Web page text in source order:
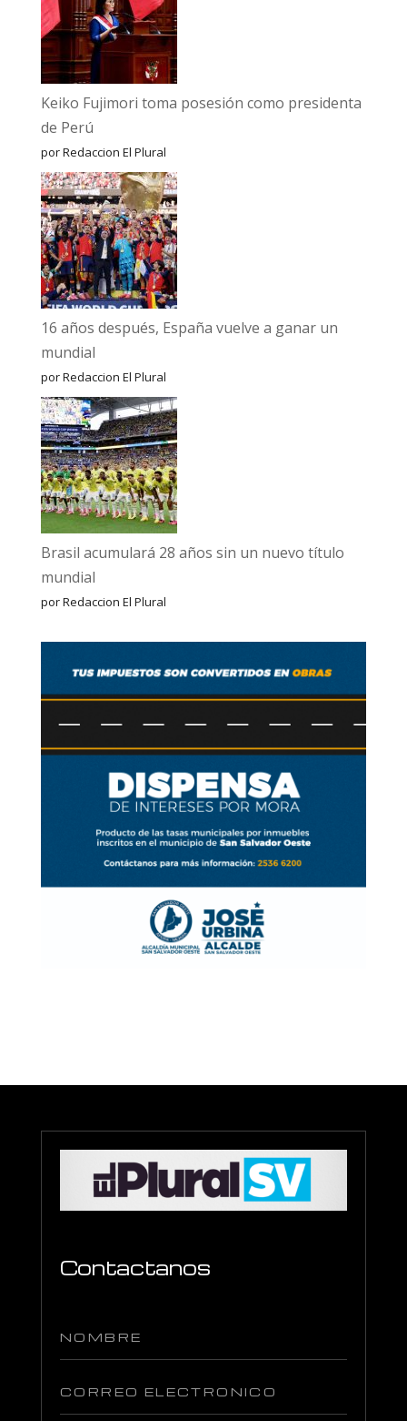
Keiko Fujimori toma posesión como presidenta
de Perú
por Redaccion El Plural
16 años después, España vuelve a ganar un
mundial
por Redaccion El Plural
Brasil acumulará 28 años sin un nuevo título
mundial
por Redaccion El Plural
Contactanos